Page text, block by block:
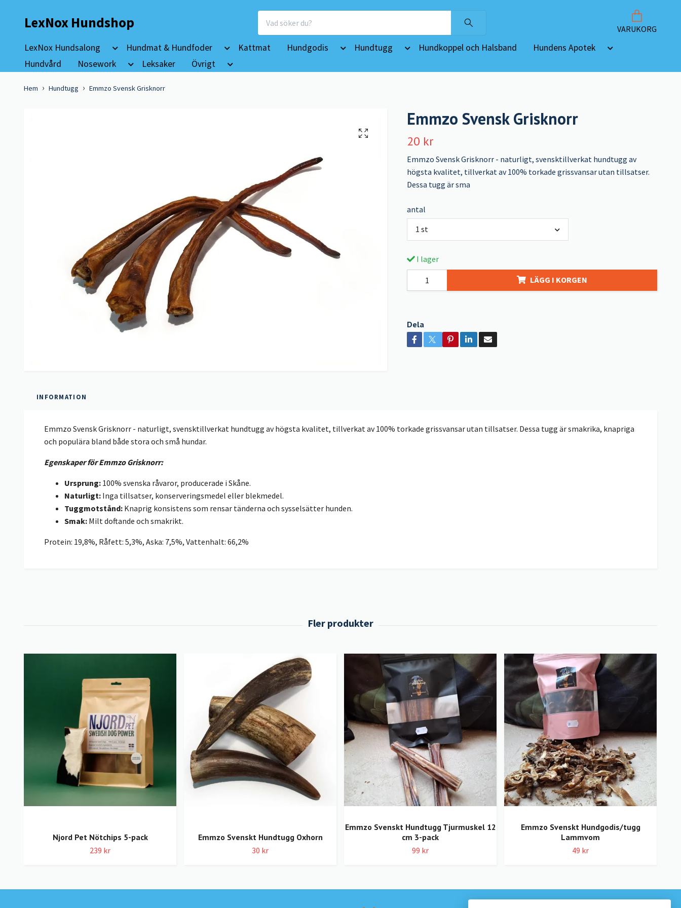
LexNox Hundshop VARUKORG
LexNox Hundsalong Hundmat & Hundfoder Kattmat Hundgodis Hundtugg Hundkoppel och Halsband
Hundens Apotek
Hundvård
Nosework Leksaker Övrigt
Hem Hundtugg Emmzo Svensk Grisknorr
Emmzo Svensk Grisknorr
20 kr
Emmzo Svensk Grisknorr - naturligt, svensktillverkat hundtugg av
högsta kvalitet, tillverkat av 100% torkade grissvansar utan tillsatser.
Dessa tugg är sma
antal
1 st
I lager
LÄGG I KORGEN
Dela
INFORMATION
Emmzo Svensk Grisknorr - naturligt, svensktillverkat hundtugg av högsta kvalitet, tillverkat av 100% torkade grissvansar utan tillsatser. Dessa tugg är smakrika, knapriga
och populära bland både stora och små hundar.
Egenskaper för Emmzo Grisknorr:
Ursprung: 100% svenska råvaror, producerade i Skåne.
Naturligt: Inga tillsatser, konserveringsmedel eller blekmedel.
Tuggmotstånd: Knaprig konsistens som rensar tänderna och sysselsätter hunden.
Smak: Milt doftande och smakrikt.
Protein: 19,8%, Råfett: 5,3%, Aska: 7,5%, Vattenhalt: 66,2%
Njord Pet Nötchips 5-pack
239 kr
Emmzo Svenskt Hundtugg Oxhorn
30 kr
Emmzo Svenskt Hundtugg Tjurmuskel 12
cm 3-pack
99 kr
Emmzo Svenskt Hundgodis/tugg
Lammvom
49 kr